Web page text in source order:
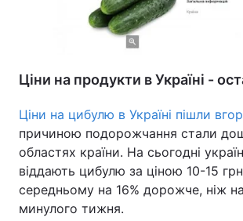
Ціни на продукти в Україні -
Ціни на цибулю в Україні пішли
причиною подорожчання стали
областях країни. На сьогодні
віддають цибулю за ціною 10-15
середньому на 16% дорожче, ніж
минулого тижня.